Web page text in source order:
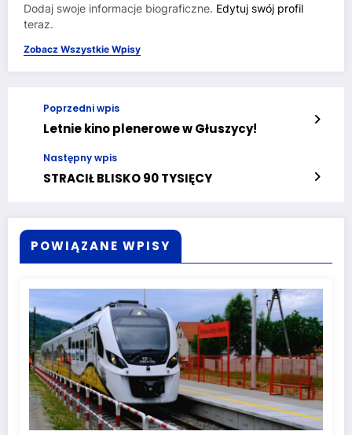
Dodaj swoje informacje biograficzne. Edytuj swój profil
teraz.
Zobacz Wszystkie Wpisy
Poprzedni wpis
Letnie kino plenerowe w Głuszycy!
Następny wpis
STRACIŁ BLISKO 90 TYSIĘCY
POWIĄZANE WPISY